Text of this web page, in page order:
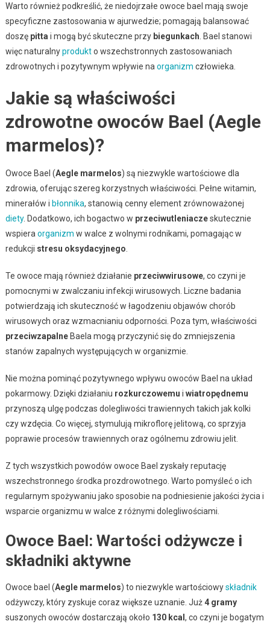
Warto również podkreślić, że niedojrzałe owoce bael mają swoje
specyficzne zastosowania w ajurwedzie; pomagają balansować
doszę pittai mogą być skuteczne przy biegunkach. Bael stanowi
więc naturalnyprodukto wszechstronnych zastosowaniach
zdrowotnych i pozytywnym wpływie naorganizm człowieka.
Jakie są właściwości
zdrowotne owoców Bael (Aegle
marmelos)?
Owoce Bael (Aegle marmelos) są niezwykle wartościowe dla
zdrowia, oferując szereg korzystnych właściwości. Pełne witamin,
minerałów i błonnika, stanowią cenny element zrównoważonej
diety. Dodatkowo, ich bogactwo w przeciwutleniaczeskutecznie
wspieraorganizm w walce z wolnymi rodnikami, pomagając w
redukcji stresu oksydacyjnego.
Te owoce mają również działanie przeciwwirusowe, co czyni je
pomocnymi w zwalczaniu infekcji wirusowych. Liczne badania
potwierdzają ich skuteczność w łagodzeniu objawów chorób
wirusowych oraz wzmacnianiu odporności. Poza tym, właściwości
przeciwzapalneBaela mogą przyczynić się do zmniejszenia
stanów zapalnych występujących w organizmie.
Nie można pominąć pozytywnego wpływu owoców Bael na układ
pokarmowy. Dzięki działaniu rozkurczowemu i wiatropędnemu
przynoszą ulgę podczas dolegliwości trawiennych takich jak kolki
czy wzdęcia. Co więcej, stymulują mikroflorę jelitową, co sprzyja
poprawie procesów trawiennych oraz ogólnemu zdrowiu jelit.
Z tych wszystkich powodów owoce Bael zyskały reputację
wszechstronnego środka prozdrowotnego. Warto pomyśleć o ich
regularnym spożywaniu jako sposobie na podniesienie jakości życia i
wsparcie organizmu w walce z różnymi dolegliwościami.
Owoce Bael: Wartości odżywcze i
składniki aktywne
Owoce bael (Aegle marmelos) to niezwykle wartościowyskładnik
odżywczy, który zyskuje coraz większe uznanie. Już4 gramy
suszonych owoców dostarczają około 130 kcal , co czyni je bogatym